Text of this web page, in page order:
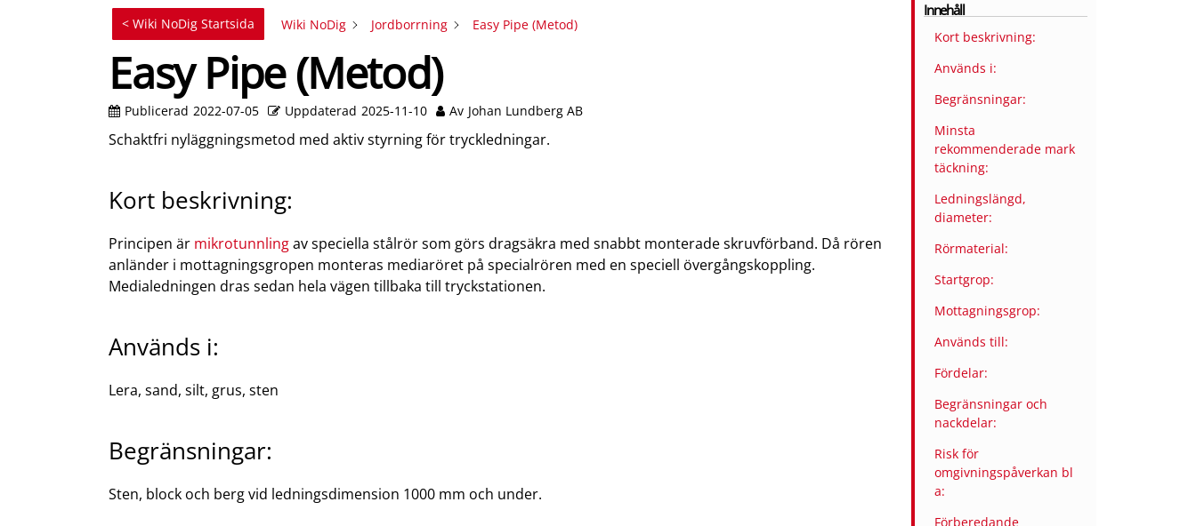
< Wiki NoDig Startsida Wiki NoDig Jordborrning Easy Pipe (Metod)
Easy Pipe (Metod)
Publicerad 2022-07-05 Uppdaterad 2025-11-10 Av Johan Lundberg AB
Schaktfri nyläggningsmetod med aktiv styrning för tryckledningar.
Kort beskrivning:
Principen är mikrotunnlingav speciella stålrör som görs dragsäkra med snabbt monterade skruvförband. Då rören
anländer i mottagningsgropen monteras mediaröret på specialrören med en speciell övergångskoppling.
Medialedningen dras sedan hela vägen tillbaka till tryckstationen.
Används i:
Lera, sand, silt, grus, sten
Begränsningar:
Sten, block och berg vid ledningsdimension 1000 mm och under.
Innehåll
Kort beskrivning:
Används i:
Begränsningar:
Minsta
rekommenderade mark
täckning:
Ledningslängd,
diameter:
Rörmaterial:
Startgrop:
Mottagningsgrop:
Används till:
Fördelar:
Begränsningar och
nackdelar:
Risk för
omgivningspåverkan bl
a:
Förberedande